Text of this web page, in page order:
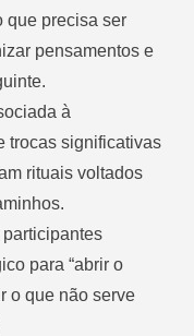
que precisa ser
pensamentos e
à
trocas significativas
rituais voltados
para “abrir o
o que não serve